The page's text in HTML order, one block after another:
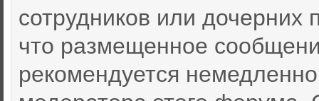
сотрудников или дочерних
что размещенное
рекомендуется